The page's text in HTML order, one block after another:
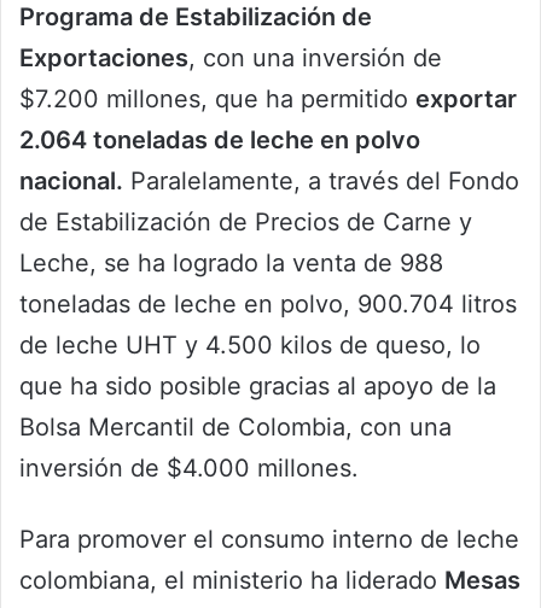
Programa de Estabilización de
Exportaciones, con una inversión de
$7.200 millones, que ha permitido exportar
2.064 toneladas de leche en polvo
nacional. Paralelamente, a través del Fondo
de Estabilización de Precios de Carne y
Leche, se ha logrado la venta de 988
toneladas de leche en polvo, 900.704 litros
de leche UHT y 4.500 kilos de queso, lo
que ha sido posible gracias al apoyo de la
Bolsa Mercantil de Colombia, con una
inversión de $4.000 millones.
Para promover el consumo interno de leche
colombiana, el ministerio ha liderado Mesas